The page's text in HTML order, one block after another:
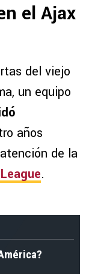
el Ajax
del viejo
un equipo
años
de la
.